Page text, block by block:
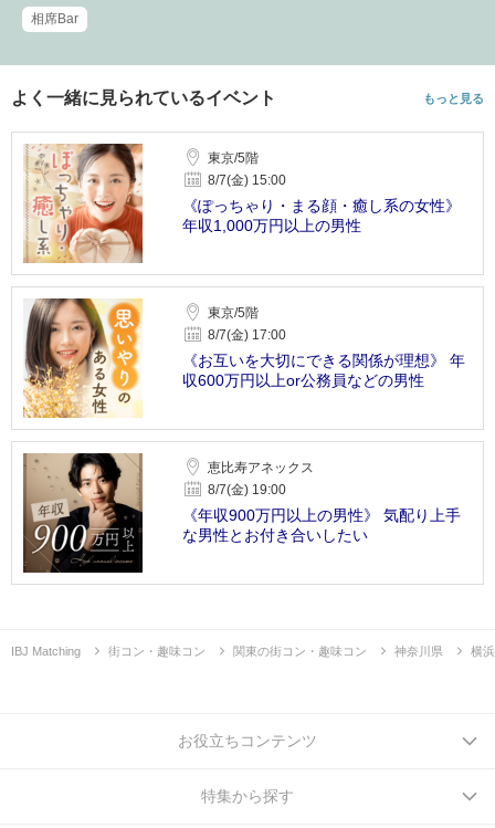
相席Bar
よく一緒に見られているイベント もっと見る
東京/5階
8/7(金) 15:00
《ぽっちゃり・まる顔・癒し系の女性》
年収1,000万円以上の男性
東京/5階
8/7(金) 17:00
《お互いを大切にできる関係が理想》 年
収600万円以上or公務員などの男性
恵比寿アネックス
8/7(金) 19:00
《年収900万円以上の男性》 気配り上手
な男性とお付き合いしたい
IBJ Matching 街コン・趣味コン 関東の街コン・趣味コン 神奈川県 横浜
お役立ちコンテンツ
特集から探す